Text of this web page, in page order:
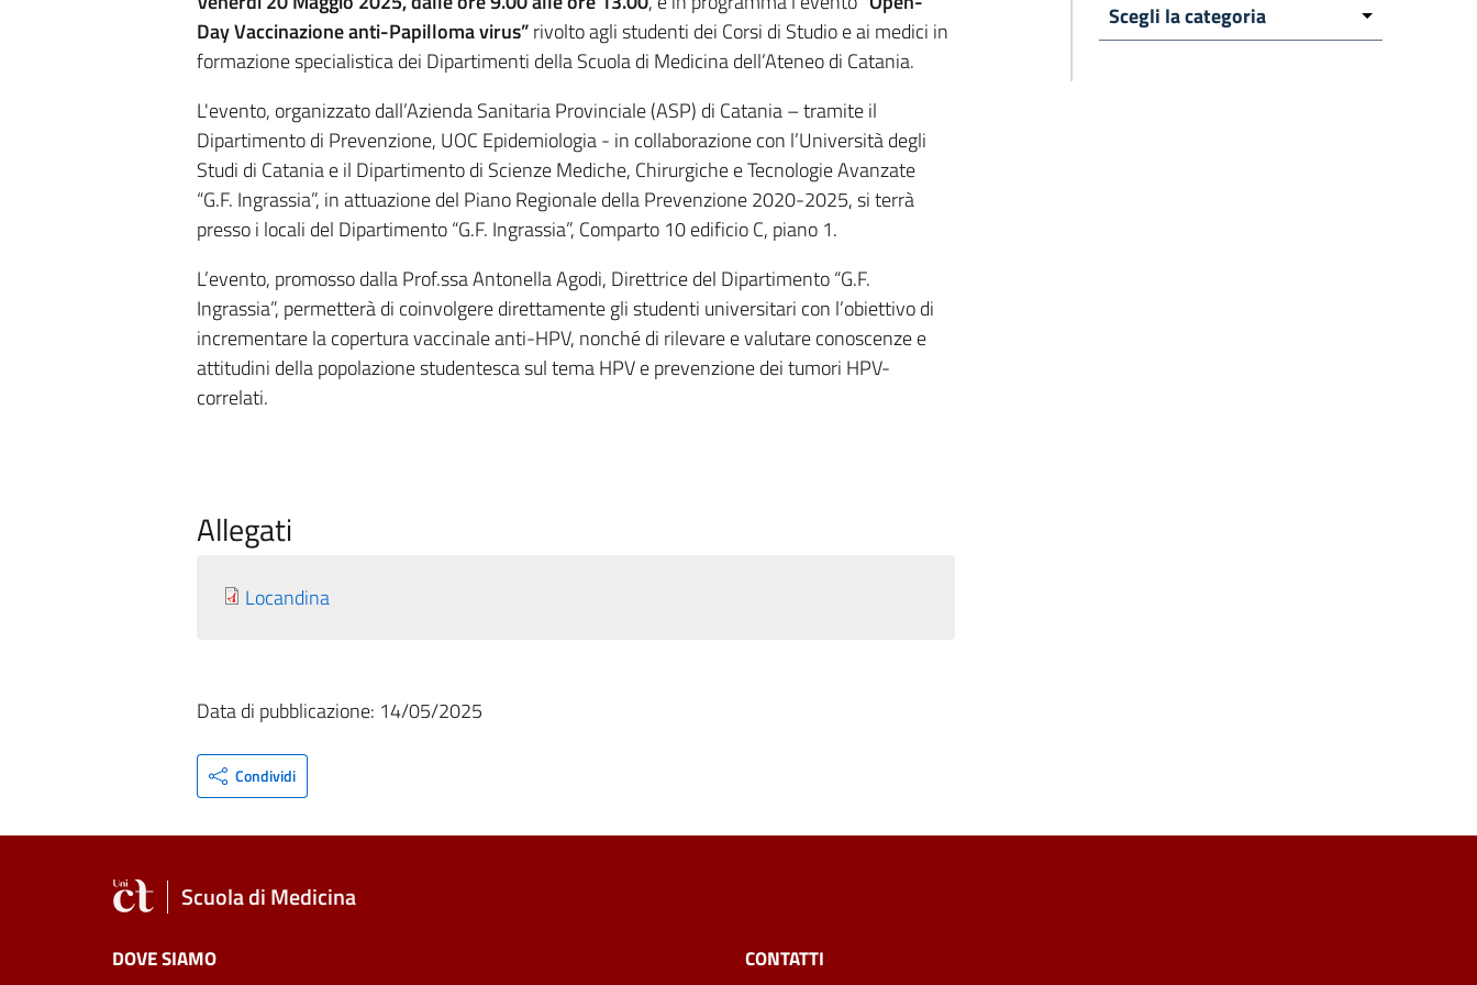
Day Vaccinazione anti-Papilloma virus”rivolto agli studenti dei Corsi di Studio e ai medici in
formazione specialistica dei Dipartimenti della Scuola di Medicina dell’Ateneo di Catania.
L'evento, organizzato dall’Azienda Sanitaria Provinciale (ASP) di Catania – tramite il
Dipartimento di Prevenzione, UOC Epidemiologia - in collaborazione con l’Università degli
Studi di Catania e il Dipartimento di Scienze Mediche, Chirurgiche e Tecnologie Avanzate
“G.F. Ingrassia”, in attuazione del Piano Regionale della Prevenzione 2020-2025, si terrà
presso i locali del Dipartimento “G.F. Ingrassia”, Comparto 10 edificio C, piano 1.
L’evento, promosso dalla Prof.ssa Antonella Agodi, Direttrice del Dipartimento “G.F.
Ingrassia”, permetterà di coinvolgere direttamente gli studenti universitari con l’obiettivo di
incrementare la copertura vaccinale anti-HPV, nonché di rilevare e valutare conoscenze e
attitudini della popolazione studentesca sul tema HPV e prevenzione dei tumori HPV-
correlati.
Allegati
Locandina
Data di pubblicazione: 14/05/2025
Condividi
Scuola di Medicina
DOVE SIAMO CONTATTI